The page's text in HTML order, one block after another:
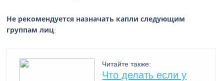
Не рекомендуется назначать капли следующим
группам лиц:
Читайте также:
Что делать если у